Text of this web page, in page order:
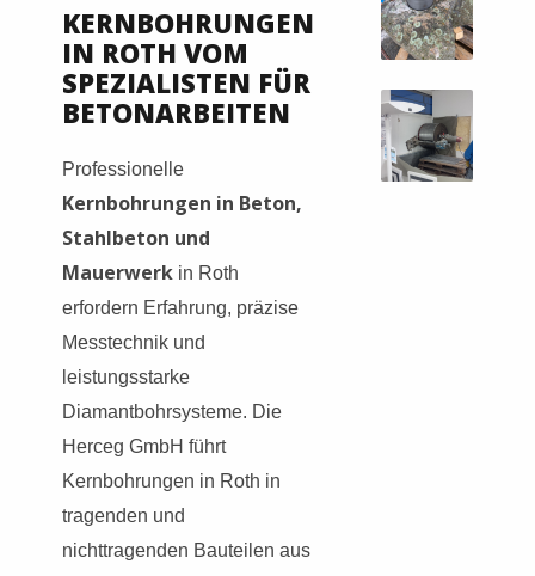
KERNBOHRUNGEN
IN ROTH VOM
SPEZIALISTEN FÜR
BETONARBEITEN
Professionelle
Kernbohrungen in Beton,
Stahlbeton und
Mauerwerk in Roth
erfordern Erfahrung, präzise
Messtechnik und
leistungsstarke
Diamantbohrsysteme. Die
Herceg GmbH führt
Kernbohrungen in Roth in
tragenden und
nichttragenden Bauteilen aus